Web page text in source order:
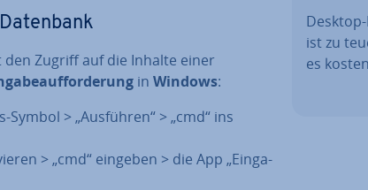
den Zugriff auf die Inhalte einer
in Windows:
> „Ausführen“ > „cmd“ ins
> „cmd“ eingeben > die App „Ein­ga­
ist zu
es